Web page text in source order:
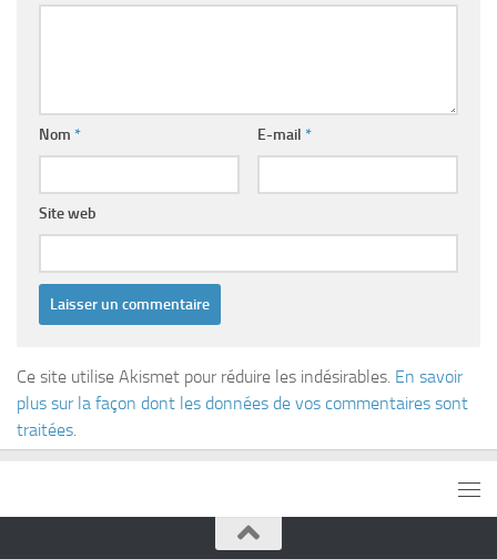
Nom * E-mail *
Site web
Ce site utilise Akismet pour réduire les indésirables. En savoir
plus sur la façon dont les données de vos commentaires sont
traitées